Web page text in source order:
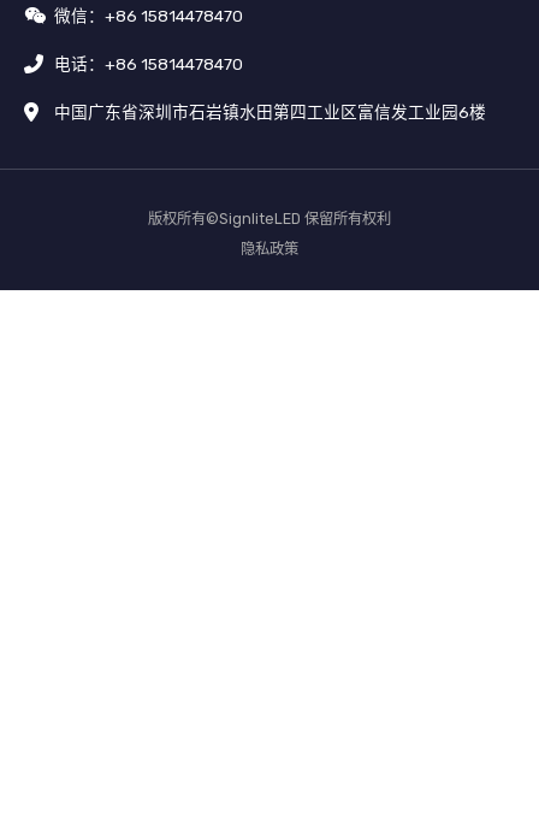
微信：+86 15814478470
电话：+86 15814478470
中国广东省深圳市石岩镇水田第四工业区富信发工业园6楼
版权所有©SignliteLED 保留所有权利
隐私政策